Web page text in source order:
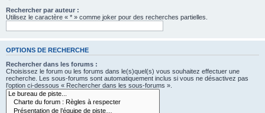
Rechercher par auteur :
Utilisez le caractère « * » comme joker pour des recherches partielles.
OPTIONS DE RECHERCHE
Rechercher dans les forums :
Choisissez le forum ou les forums dans le(s)quel(s) vous souhaitez effectuer une
recherche. Les sous-forums sont automatiquement inclus si vous ne désactivez pas
l’option ci-dessous « Rechercher dans les sous-forums ».